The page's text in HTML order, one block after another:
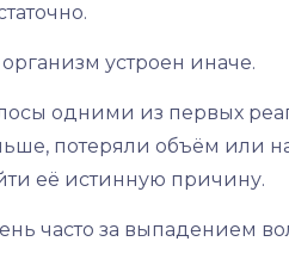
устроен иначе.
одними из первых
потеряли объём или
её истинную причину.
часто за выпадением